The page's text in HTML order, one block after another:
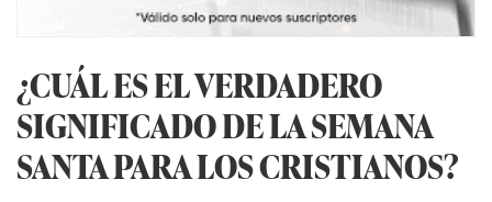
¿CUÁL ES EL VERDADERO
SIGNIFICADO DE LA SEMANA
SANTA PARA LOS CRISTIANOS?